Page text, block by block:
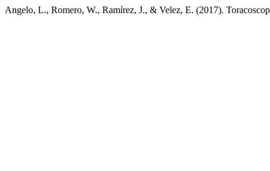
Angelo, L., Romero, W., Ramírez, J., & Velez, E. (2017).